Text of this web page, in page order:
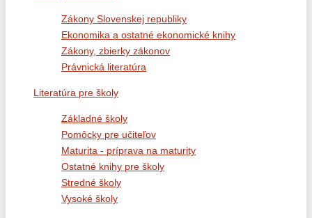
Zákony Slovenskej republiky
Ekonomika a ostatné ekonomické knihy
Zákony, zbierky zákonov
Právnická literatúra
Literatúra pre školy
Základné školy
Pomôcky pre učiteľov
Maturita - príprava na maturity
Ostatné knihy pre školy
Stredné školy
Vysoké školy